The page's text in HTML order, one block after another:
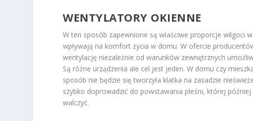
WENTYLATORY OKIENNE
W ten sposób zapewnione są właściwe proporcje wilgoci
wpływają na komfort życia w domu. W ofercie
wentylację niezależnie od warunków zewnętrznych
Są różne urządzenia ale cel jest jeden. W domu czy
sposób nie będzie się tworzyła klatka na zasadzie
szybko doprowadzić do powstawania pleśni, której
walczyć.